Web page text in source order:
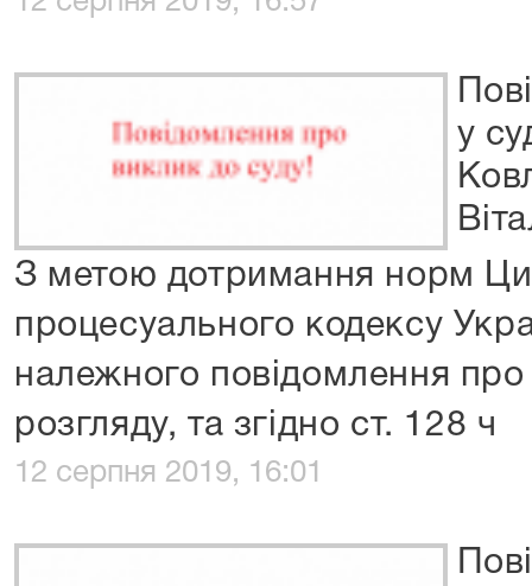
у
З метою дотримання норм
процесуального кодексу
належного повідомлення про
розгляду, та згідно ст. 128 ч
12 серпня 2019, 16:01